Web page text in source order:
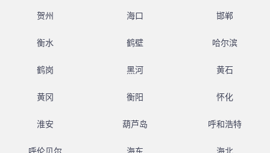
贺州 海口 邯郸
衡水 鹤壁 哈尔滨
鹤岗 黑河 黄石
黄冈 衡阳 怀化
淮安 葫芦岛 呼和浩特